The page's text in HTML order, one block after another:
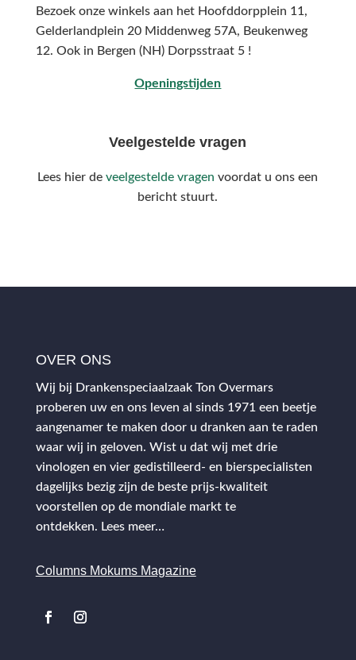
Bezoek onze winkels aan het Hoofddorpplein 11,
Gelderlandplein 20 Middenweg 57A, Beukenweg
12. Ook in Bergen (NH) Dorpsstraat 5 !
Openingstijden
Veelgestelde vragen
Lees hier deveelgestelde vragen voordat u ons een
bericht stuurt.
OVER ONS
Wij bij Drankenspeciaalzaak Ton Overmars
proberen uw en ons leven al sinds 1971 een beetje
aangenamer te maken door u dranken aan te raden
waar wij in geloven. Wist u dat wij met drie
vinologen en vier gedistilleerd- en bierspecialisten
dagelijks bezig zijn de beste prijs-kwaliteit
voorstellen op de mondiale markt te
ontdekken. Lees meer…
Columns Mokums Magazine